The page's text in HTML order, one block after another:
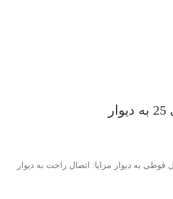
به دیوار مزایا: اتصال راحت به دیوار